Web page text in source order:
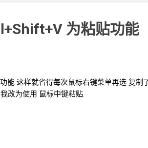
为粘贴功能
能 这样就省得每次鼠标右键菜单再选 复制
改为使用 鼠标中键粘贴.